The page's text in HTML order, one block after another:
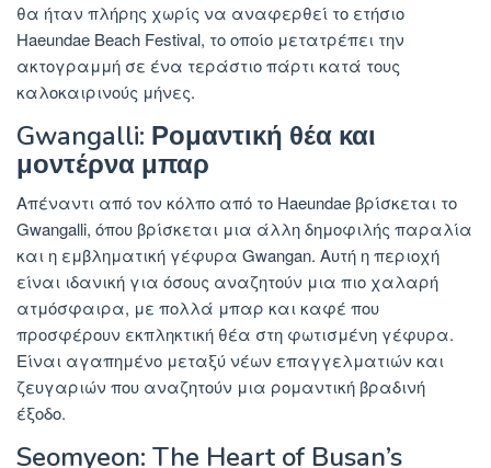
θα ήταν πλήρης χωρίς να αναφερθεί το ετήσιο
Haeundae Beach Festival, το οποίο μετατρέπει την
ακτογραμμή σε ένα τεράστιο πάρτι κατά τους
καλοκαιρινούς μήνες.
Gwangalli: Ρομαντική θέα και
μοντέρνα μπαρ
Απέναντι από τον κόλπο από το Haeundae βρίσκεται το
Gwangalli, όπου βρίσκεται μια άλλη δημοφιλής παραλία
και η εμβληματική γέφυρα Gwangan. Αυτή η περιοχή
είναι ιδανική για όσους αναζητούν μια πιο χαλαρή
ατμόσφαιρα, με πολλά μπαρ και καφέ που
προσφέρουν εκπληκτική θέα στη φωτισμένη γέφυρα.
Είναι αγαπημένο μεταξύ νέων επαγγελματιών και
ζευγαριών που αναζητούν μια ρομαντική βραδινή
έξοδο.
Seomyeon: The Heart of Busan’s